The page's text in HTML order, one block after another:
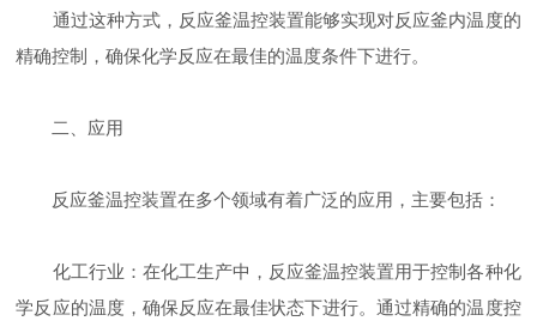
通过这种方式，反应釜温控装置能够实现对反应釜内温度的
精确控制，确保化学反应在最佳的温度条件下进行。
二、应用
反应釜温控装置在多个领域有着广泛的应用，主要包括：
化工行业：在化工生产中，反应釜温控装置用于控制各种化
学反应的温度，确保反应在最佳状态下进行。通过精确的温度控